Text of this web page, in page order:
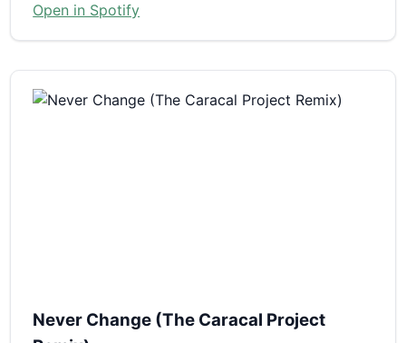
Open in Spotify
Never Change (The Caracal Project